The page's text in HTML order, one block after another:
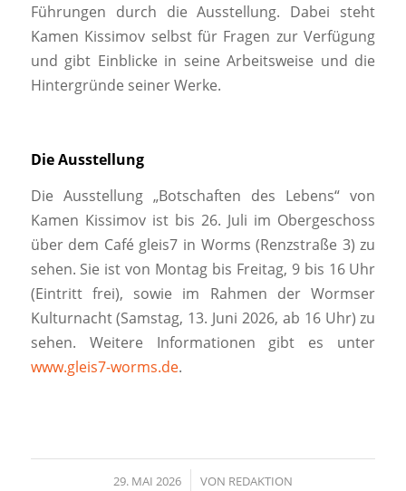
Führungen durch die Ausstellung. Dabei steht
Kamen Kissimov selbst für Fragen zur Verfügung
und gibt Einblicke in seine Arbeitsweise und die
Hintergründe seiner Werke.
Die Ausstellung
Die Ausstellung „Botschaften des Lebens“ von
Kamen Kissimov ist bis 26. Juli im Obergeschoss
über dem Café gleis7 in Worms (Renzstraße 3) zu
sehen. Sie ist von Montag bis Freitag, 9 bis 16 Uhr
(Eintritt frei), sowie im Rahmen der Wormser
Kulturnacht (Samstag, 13. Juni 2026, ab 16 Uhr) zu
sehen. Weitere Informationen gibt es unter
www.gleis7-worms.de.
29. MAI 2026
/ VON REDAKTION